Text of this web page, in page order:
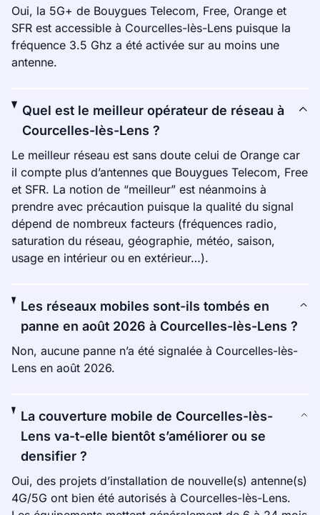
Oui, la 5G+ de Bouygues Telecom, Free, Orange et
SFR est accessible à Courcelles-lès-Lens puisque la
fréquence 3.5 Ghz a été activée sur au moins une
antenne.
Quel est le meilleur opérateur de réseau à
Courcelles-lès-Lens ?
Le meilleur réseau est sans doute celui de Orange car
il compte plus d’antennes que Bouygues Telecom, Free
et SFR. La notion de “meilleur” est néanmoins à
prendre avec précaution puisque la qualité du signal
dépend de nombreux facteurs (fréquences radio,
saturation du réseau, géographie, météo, saison,
usage en intérieur ou en extérieur…).
Les réseaux mobiles sont-ils tombés en
panne en août 2026 à Courcelles-lès-Lens ?
Non, aucune panne n’a été signalée à Courcelles-lès-
Lens en août 2026.
La couverture mobile de Courcelles-lès-
Lens va-t-elle bientôt s’améliorer ou se
densifier ?
Oui, des projets d’installation de nouvelle(s) antenne(s)
4G/5G ont bien été autorisés à Courcelles-lès-Lens.